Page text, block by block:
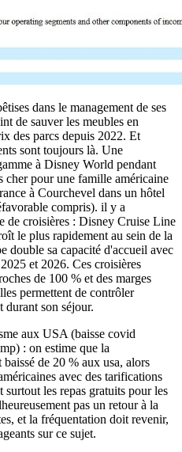
dans le management de ses
de sauver les meubles en
des parcs depuis 2022. Et
sont toujours là. Une
à Disney World pendant
cher pour une famille américaine
à Courchevel dans un hôtel
compris). il y a
de croisières : Disney Cruise Line
le plus rapidement au sein de la
sa capacité d'accueil avec
et 2026. Ces croisières
de 100 % et des marges
permettent de contrôler
durant son séjour.
aux USA (baisse covid
: on estime que la
de 20 % aux usa, alors
avec des tarifications
surtout les repas gratuits pour les
pas un retour à la
et la fréquentation doit revenir,
sur ce sujet.